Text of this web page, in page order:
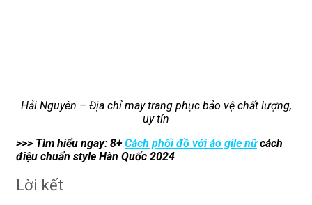
Hải Nguyên – Địa chỉ may trang phục bảo vệ chất lượng,
uy tín
>>> Tìm hiểu ngay: 8+Cách phối đồ với áo gile nữcách
điệu chuẩn style Hàn Quốc 2024
Lời kết